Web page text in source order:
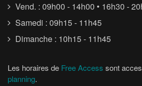
Vend. : 09h00 - 14h00 • 16h30 -
Samedi : 09h15 - 11h45
Dimanche : 10h15 - 11h45
Les horaires de Free Access sont
planning.